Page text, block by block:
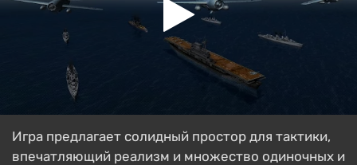
Игра предлагает солидный простор для тактики,
впечатляющий реализм и множество одиночных и